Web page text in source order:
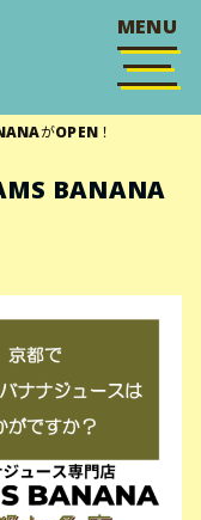
MENU
がOPEN！
BANANA